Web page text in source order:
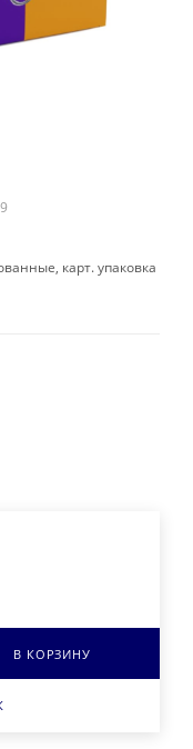
карт. упаковка
В КОРЗИНУ